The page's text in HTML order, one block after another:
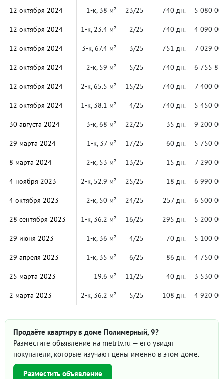
12 октября 2024 1-к, 38 м² 23/25 740 дн. 5 080
12 октября 2024 1-к, 23.4 м² 2/25 740 дн. 4 090
12 октября 2024 3-к, 67.4 м² 3/25 751 дн. 7 029
12 октября 2024 2-к, 59 м² 5/25 740 дн. 6 755
12 октября 2024 2-к, 65.5 м² 15/25 740 дн. 7 400
12 октября 2024 1-к, 38.1 м² 4/25 740 дн. 5 450
30 августа 2024 3-к, 68 м² 22/25 35 дн. 9 200
29 марта 2024 1-к, 37 м² 17/25 60 дн. 5 750
8 марта 2024 2-к, 53 м² 13/25 15 дн. 7 290
4 ноября 2023 2-к, 52.9 м² 25/25 18 дн. 6 990
4 октября 2023 2-к, 50 м² 24/25 257 дн. 6 500
28 сентября 2023 1-к, 36.2 м² 16/25 295 дн. 5 200
29 июня 2023 1-к, 36 м² 4/25 70 дн. 5 100
29 апреля 2023 1-к, 35 м² 6/25 86 дн. 4 750
25 марта 2023 19.6 м² 11/25 40 дн. 3 530
2 марта 2023 2-к, 36.2 м² 5/25 108 дн. 4 920
Продаёте квартиру в доме Полимерный, 9?
Разместите объявление на metrtv.ru — его увидят
покупатели, которые изучают цены именно в этом доме.
Разместить объявление